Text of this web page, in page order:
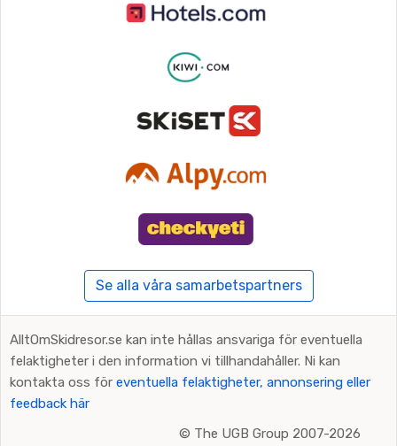
Se alla våra samarbetspartners
AlltOmSkidresor.se kan inte hållas ansvariga för eventuella
felaktigheter i den information vi tillhandahåller. Ni kan
kontakta oss för eventuella felaktigheter, annonsering eller
feedback här
© The UGB Group 2007-2026